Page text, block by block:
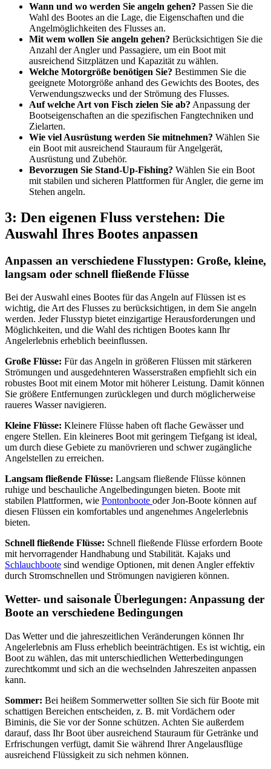
Wann und wo werden Sie angeln gehen? Passen Sie die
Wahl des Bootes an die Lage, die Eigenschaften und die
Angelmöglichkeiten des Flusses an.
Mit wem wollen Sie angeln gehen? Berücksichtigen Sie die
Anzahl der Angler und Passagiere, um ein Boot mit
ausreichend Sitzplätzen und Kapazität zu wählen.
Welche Motorgröße benötigen Sie? Bestimmen Sie die
geeignete Motorgröße anhand des Gewichts des Bootes, des
Verwendungszwecks und der Strömung des Flusses.
Auf welche Art von Fisch zielen Sie ab? Anpassung der
Bootseigenschaften an die spezifischen Fangtechniken und
Zielarten.
Wie viel Ausrüstung werden Sie mitnehmen? Wählen Sie
ein Boot mit ausreichend Stauraum für Angelgerät,
Ausrüstung und Zubehör.
Bevorzugen Sie Stand-Up-Fishing? Wählen Sie ein Boot
mit stabilen und sicheren Plattformen für Angler, die gerne im
Stehen angeln.
3: Den eigenen Fluss verstehen: Die
Auswahl Ihres Bootes anpassen
Anpassen an verschiedene Flusstypen: Große, kleine,
langsam oder schnell fließende Flüsse
Bei der Auswahl eines Bootes für das Angeln auf Flüssen ist es
wichtig, die Art des Flusses zu berücksichtigen, in dem Sie angeln
werden. Jeder Flusstyp bietet einzigartige Herausforderungen und
Möglichkeiten, und die Wahl des richtigen Bootes kann Ihr
Angelerlebnis erheblich beeinflussen.
Große Flüsse: Für das Angeln in größeren Flüssen mit stärkeren
Strömungen und ausgedehnteren Wasserstraßen empfiehlt sich ein
robustes Boot mit einem Motor mit höherer Leistung. Damit können
Sie größere Entfernungen zurücklegen und durch möglicherweise
raueres Wasser navigieren.
Kleine Flüsse: Kleinere Flüsse haben oft flache Gewässer und
engere Stellen. Ein kleineres Boot mit geringem Tiefgang ist ideal,
um durch diese Gebiete zu manövrieren und schwer zugängliche
Angelstellen zu erreichen.
Langsam fließende Flüsse: Langsam fließende Flüsse können
ruhige und beschauliche Angelbedingungen bieten. Boote mit
stabilen Plattformen, wie Pontonboote oder Jon-Boote können auf
diesen Flüssen ein komfortables und angenehmes Angelerlebnis
bieten.
Schnell fließende Flüsse: Schnell fließende Flüsse erfordern Boote
mit hervorragender Handhabung und Stabilität. Kajaks und
Schlauchboote sind wendige Optionen, mit denen Angler effektiv
durch Stromschnellen und Strömungen navigieren können.
Wetter- und saisonale Überlegungen: Anpassung der
Boote an verschiedene Bedingungen
Das Wetter und die jahreszeitlichen Veränderungen können Ihr
Angelerlebnis am Fluss erheblich beeinträchtigen. Es ist wichtig, ein
Boot zu wählen, das mit unterschiedlichen Wetterbedingungen
zurechtkommt und sich an die wechselnden Jahreszeiten anpassen
kann.
Sommer: Bei heißem Sommerwetter sollten Sie sich für Boote mit
schattigen Bereichen entscheiden, z. B. mit Vordächern oder
Biminis, die Sie vor der Sonne schützen. Achten Sie außerdem
darauf, dass Ihr Boot über ausreichend Stauraum für Getränke und
Erfrischungen verfügt, damit Sie während Ihrer Angelausflüge
ausreichend Flüssigkeit zu sich nehmen können.